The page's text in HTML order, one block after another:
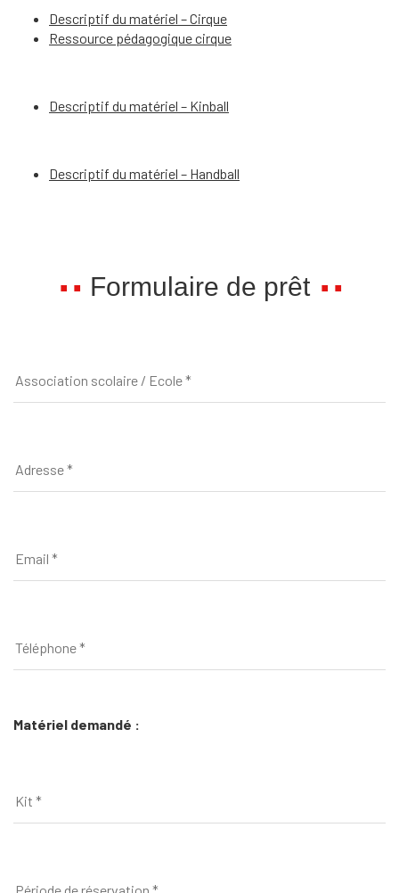
Descriptif du matériel – Cirque
Ressource pédagogique cirque
Descriptif du matériel – Kinball
Descriptif du matériel – Handball
Formulaire de prêt
Matériel demandé :